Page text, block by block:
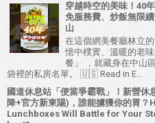
穿越時空的美味！40
免服務費、炒飯無限
山
在這個網美餐廳林立
憶中樸實、溫暖的老
餐」 ，就藏身在中山
袋裡的私房名單。 🇺🇸 Read in E...
國道休息站「便當爭霸戰」！新營休
降+官方新東陽)，誰能擄獲你的胃
Lunchboxes Will Battle for Your